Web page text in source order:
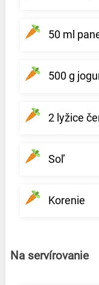
50 ml
500 g
2 lyžice
Soľ
Korenie
Na servírovanie